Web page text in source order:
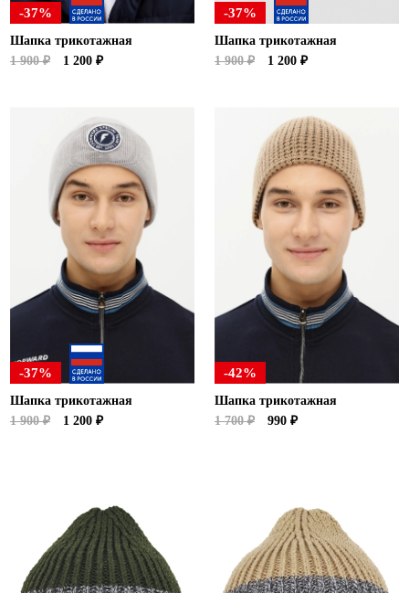
-37%
Шапка трикотажная
1 900 ₽
1 200 ₽
-37%
Шапка трикотажная
1 900 ₽
1 200 ₽
-37%
Шапка трикотажная
1 900 ₽
1 200 ₽
-42%
Шапка трикотажная
1 700 ₽
990 ₽